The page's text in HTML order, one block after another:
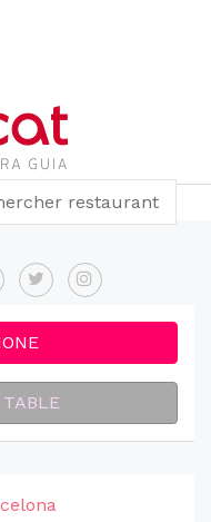
restaurant
TABLE